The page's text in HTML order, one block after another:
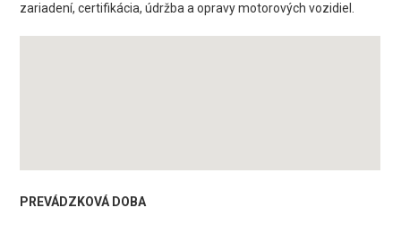
zariadení, certifikácia, údržba a opravy motorových vozidiel.
PREVÁDZKOVÁ DOBA